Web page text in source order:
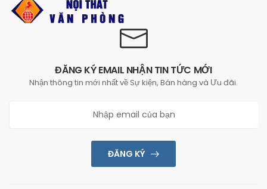
ĐĂNG KÝ EMAIL NHẬN TIN TỨC MỚI
Nhận thông tin mới nhất về Sự kiện, Bán hàng và Ưu đãi.
ĐĂNG KÝ